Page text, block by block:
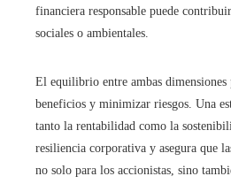
financiera responsable puede
sociales o ambientales.
El equilibrio entre ambas
beneficios y minimizar riesgos. Una
tanto la rentabilidad como la
resiliencia corporativa y asegura que
no solo para los accionistas, sino